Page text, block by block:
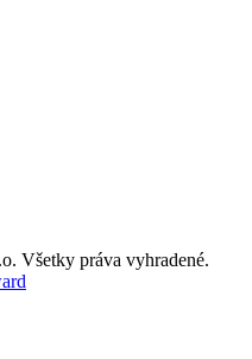
Všetky práva vyhradené.